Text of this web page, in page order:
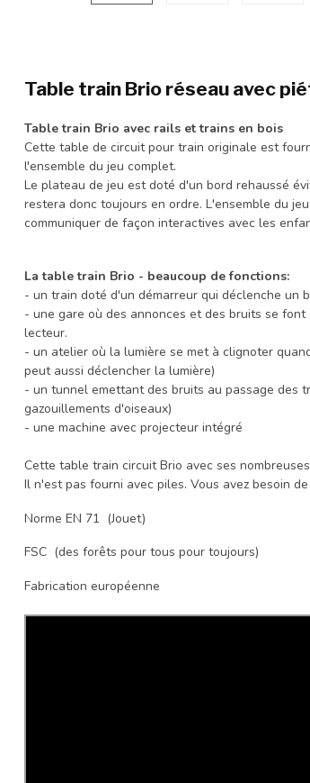
Table train Brio réseau avec
Table train Brio avec rails et trains en bois
Cette table de circuit pour train originale est
l'ensemble du jeu complet.
Le plateau de jeu est doté d'un bord rehaussé
restera donc toujours en ordre. L'ensemble du
communiquer de façon interactives avec les
La table train Brio - beaucoup de fonctions:
- un train doté d'un démarreur qui déclenche un
- une gare où des annonces et des bruits se
lecteur.
- un atelier où la lumière se met à clignoter
peut aussi déclencher la lumière)
- un tunnel emettant des bruits au passage des
gazouillements d'oiseaux)
- une machine avec projecteur intégré
Cette table train circuit Brio avec ses
Il n'est pas fourni avec piles. Vous avez besoin
Norme EN 71 (Jouet)
FSC (des forêts pour tous pour toujours)
Fabrication européenne